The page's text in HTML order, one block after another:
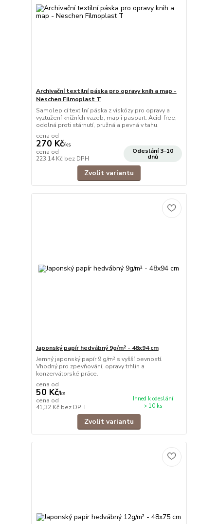
Archivační textilní páska pro opravy knih a map -
Neschen Filmoplast T
Samolepicí textilní páska z viskózy pro opravy a
vyztužení knižních vazeb, map i paspart. Acid-free,
odolná proti stárnutí, pružná a pevná v tahu.
cena od
270 Kč/ks
cena od
223,14 Kč bez DPH
Odeslání 3–10
dnů
Zvolit variantu
Japonský papír hedvábný 9g/m² - 48x94 cm
Jemný japonský papír 9 g/m² s vyšší pevností.
Vhodný pro zpevňování, opravy trhlin a
konzervátorské práce.
cena od
50 Kč/ks
cena od
41,32 Kč bez DPH
Ihned k odeslání
> 10 ks
Zvolit variantu